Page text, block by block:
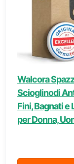
Walcora
Scioglinodi
Fini, Bagnati e
per Donna,